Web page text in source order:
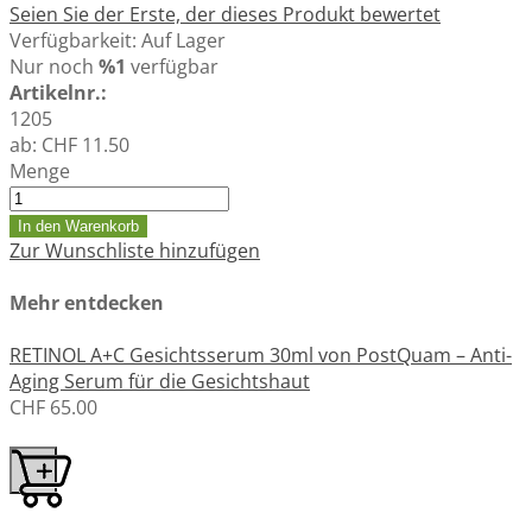
Seien Sie der Erste, der dieses Produkt bewertet
Verfügbarkeit: Auf Lager
Nur noch %1 verfügbar
Artikelnr.:
1205
ab: CHF 11.50
Menge
In den Warenkorb
Zur Wunschliste hinzufügen
Mehr entdecken
RETINOL A+C Gesichtsserum 30ml von PostQuam – Anti-
Aging Serum für die Gesichtshaut
CHF 65.00